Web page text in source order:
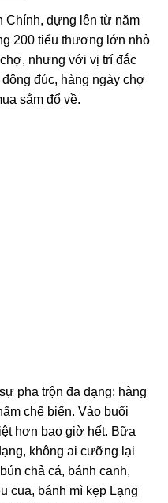
Chính, dựng lên từ năm
200 tiểu thương lớn nhỏ
nhưng với vị trí đắc
đúc, hàng ngày chợ
sắm đổ về.
pha trộn đa dạng: hàng
chế biến. Vào buổi
hơn bao giờ hết. Bữa
không ai cưỡng lại
chả cá, bánh canh,
cua, bánh mì kẹp Lạng